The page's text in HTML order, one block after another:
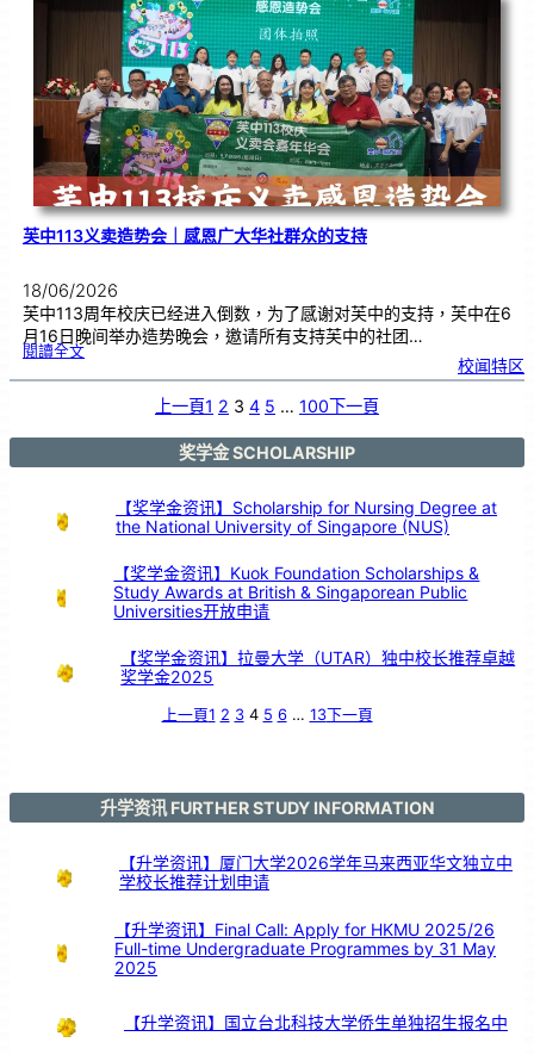
卡
仪
式
芙中113义卖造势会｜感恩广大华社群众的支持
18/06/2026
芙中113周年校庆已经进入倒数，为了感谢对芙中的支持，芙中在6
月16日晚间举办造势晚会，邀请所有支持芙中的社团…
閱讀全文:芙
1
｜
广
校闻特区
上一頁1 2 3 4 5 … 100下一頁
奖学金 SCHOLARSHIP
【奖学金资讯】Scholarship for Nursing Degree at
the National University of Singapore (NUS)
【奖学金资讯】Kuok Foundation Scholarships &
Study Awards at British & Singaporean Public
Universities开放申请
【奖学金资讯】拉曼大学（UTAR）独中校长推荐卓越
奖学金2025
上一頁1 2 3 4 5 6 … 13下一頁
升学资讯 FURTHER STUDY INFORMATION
【升学资讯】厦门大学2026学年马来西亚华文独立中
学校长推荐计划申请
【升学资讯】Final Call: Apply for HKMU 2025/26
Full-time Undergraduate Programmes by 31 May
2025
【升学资讯】国立台北科技大学侨生单独招生报名中